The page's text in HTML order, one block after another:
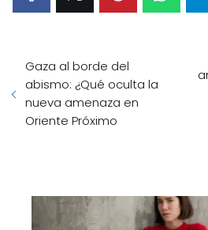
Gaza al borde del
abismo: ¿Qué oculta la
nueva amenaza en
Oriente Próximo